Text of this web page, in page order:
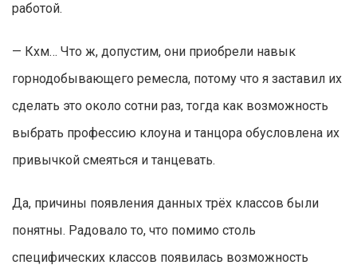
работой.
— Кхм… Что ж, допустим, они приобрели навык
горнодобывающего ремесла, потому что я заставил их
сделать это около сотни раз, тогда как возможность
выбрать профессию клоуна и танцора обусловлена их
привычкой смеяться и танцевать.
Да, причины появления данных трёх классов были
понятны. Радовало то, что помимо столь
специфических классов появилась возможность